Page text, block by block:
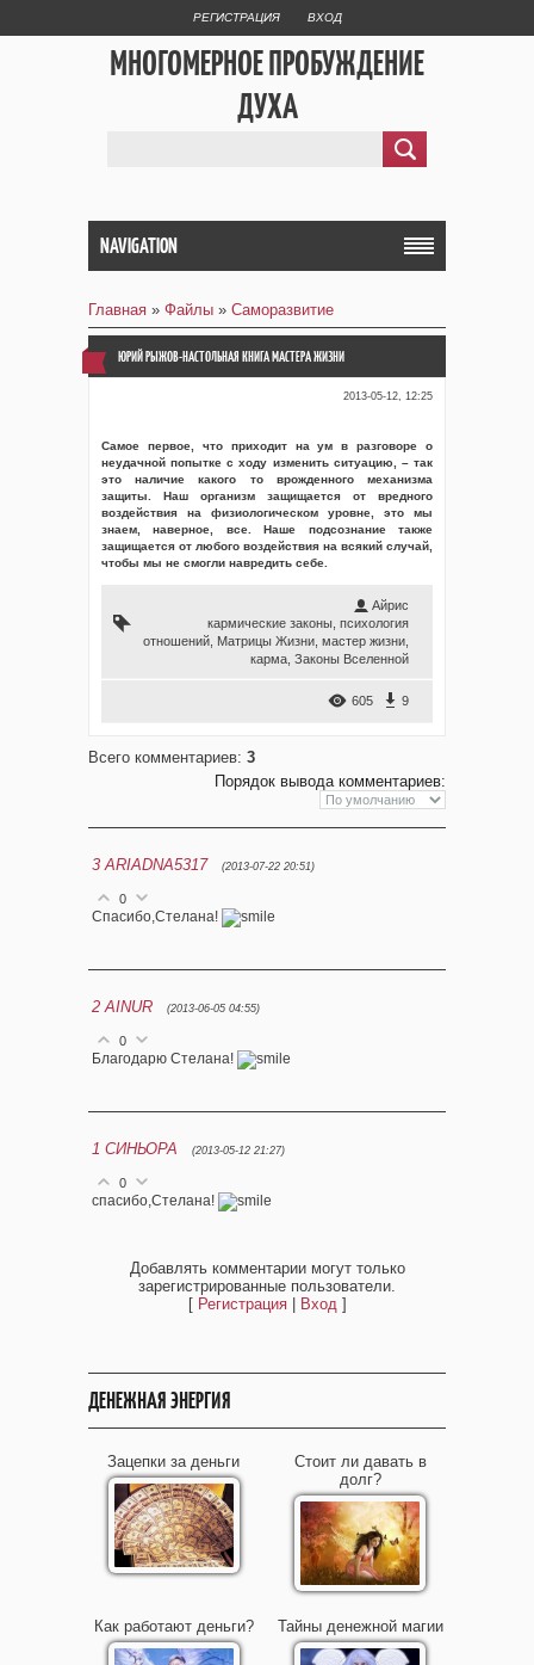
РЕГИСТРАЦИЯ ВХОД
МНОГОМЕРНОЕ ПРОБУЖДЕНИЕ
ДУХА
NAVIGATION
Главная » Файлы » Саморазвитие
ЮРИЙ РЫЖОВ-НАСТОЛЬНАЯ КНИГА МАСТЕРА ЖИЗНИ
2013-05-12, 12:25
Самое первое, что приходит на ум в разговоре о
неудачной попытке с ходу изменить ситуацию, – так
это наличие какого то врожденного механизма
защиты. Наш организм защищается от вредного
воздействия на физиологическом уровне, это мы
знаем, наверное, все. Наше подсознание также
защищается от любого воздействия на всякий случай,
чтобы мы не смогли навредить себе.
Айрис
кармические законы психология
отношений Матрицы Жизни мастер жизни
карма Законы Вселенной
605 9
Всего комментариев: 3
Порядок вывода комментариев:
3 ARIADNA5317 (2013-07-22 20:51)
0
Спасибо,Стелана!
2 AINUR (2013-06-05 04:55)
0
Благодарю Стелана!
1 СИНЬОРА (2013-05-12 21:27)
0
спасибо,Стелана!
Добавлять комментарии могут только
зарегистрированные пользователи.
[ Регистрация| Вход]
ДЕНЕЖНАЯ ЭНЕРГИЯ
Зацепки за деньги
Стоит ли давать в
долг?
Как работают деньги? Тайны денежной магии